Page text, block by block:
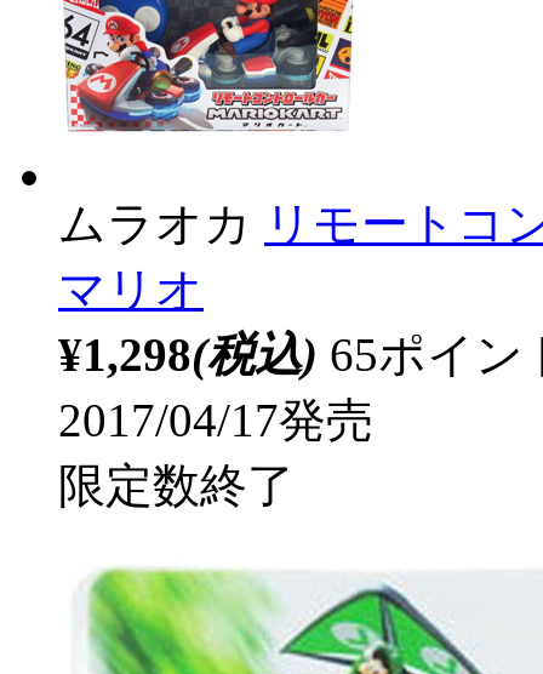
ムラオカ
リモートコ
マリオ
¥1,298(税込) 65ポイ
2017/04/17発売
限定数終了